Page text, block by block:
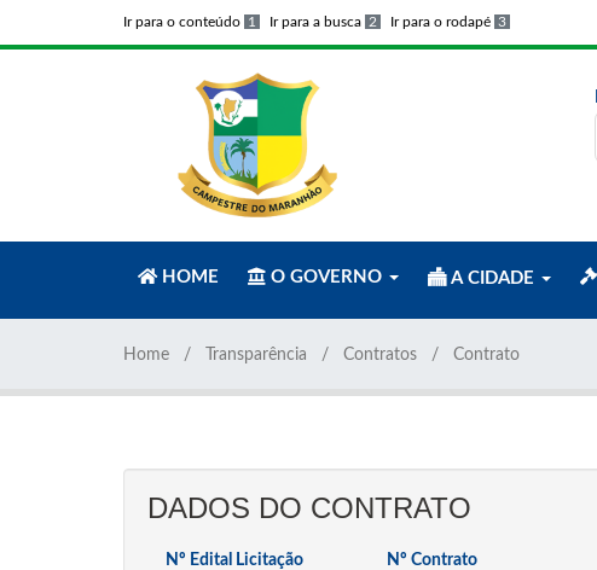
Ir para o conteúdo 1 Ir para a busca 2 Ir para o rodapé 3
HOME O GOVERNO A CIDADE
Home Transparência Contratos Contrato
DADOS DO CONTRATO
Nº Edital Licitação Nº Contrato